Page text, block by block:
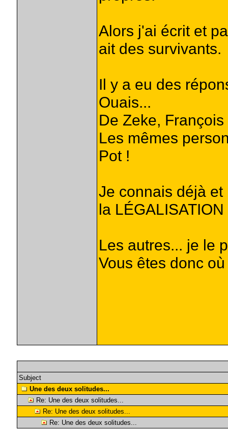
Alors j'ai écrit et
ait des survivants.
Il y a eu des
Ouais...
De Zeke,
Les mêmes
Pot !
Je connais déjà
la
Les autres... je le
Vous êtes donc
Subject
Une des deux solitudes...
Re: Une des deux solitudes...
Re: Une des deux solitudes...
Re: Une des deux solitudes...